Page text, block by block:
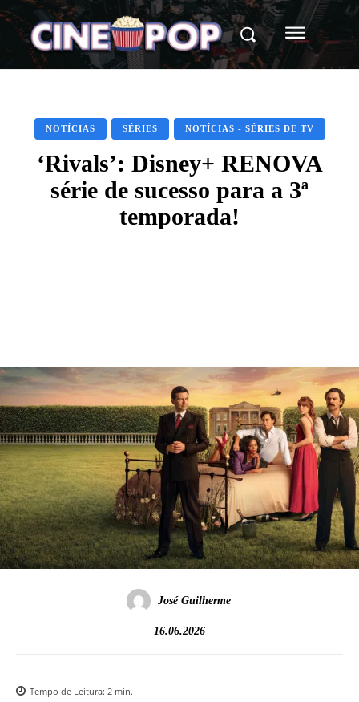
NOTÍCIAS SÉRIES NOTÍCIAS - SÉRIES DE TV
‘Rivals’: Disney+ RENOVA
série de sucesso para a 3ª
temporada!
José Guilherme
16.06.2026
Tempo de Leitura: 2 min.